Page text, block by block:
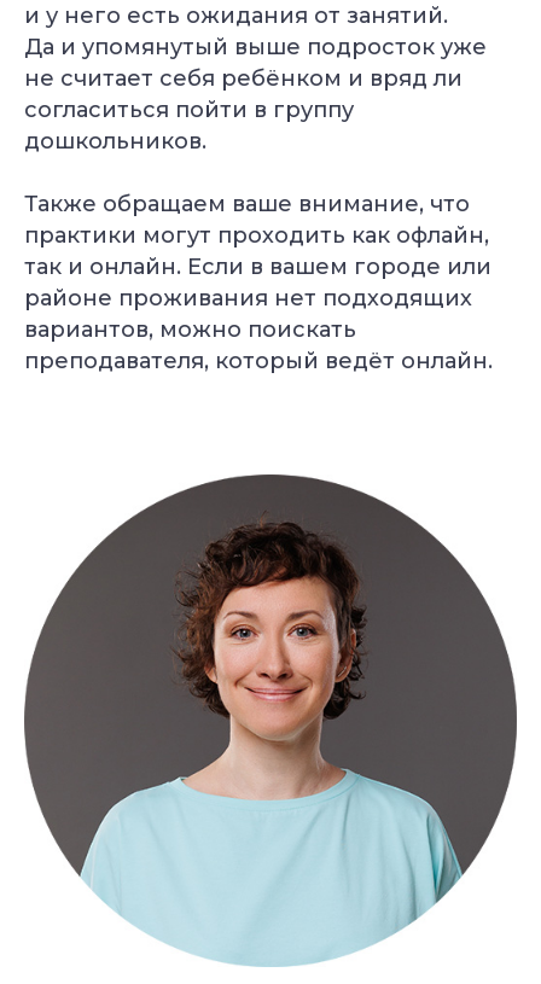
и у него есть ожидания от занятий.
Да и упомянутый выше подросток уже
не считает себя ребёнком и вряд ли
согласиться пойти в группу
дошкольников.
Также обращаем ваше внимание, что
практики могут проходить как офлайн,
так и онлайн. Если в вашем городе или
районе проживания нет подходящих
вариантов, можно поискать
преподавателя, который ведёт онлайн.
под уровень
с экспертом
Грант на обучение
40 000 руб
Александр Лапковский
Основатель Академии Йоги
Обучили более 6 000 студентов
Уже 2 300+ заявок
за последний месяц
Популярные курсы Академии Йоги
Грант 40 000